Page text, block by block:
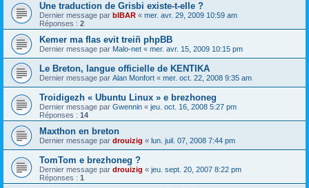
Une traduction de Grisbi existe-t-elle ?
Dernier message par bIBAR « mer. avr. 29, 2009 10:59 am
Réponses : 2
Kemer ma flas evit treiñ phpBB
Dernier message par Malo-net « mer. avr. 15, 2009 10:15 pm
Le Breton, langue officielle de KENTIKA
Dernier message par Alan Monfort « mer. oct. 22, 2008 9:35 am
Troidigezh « Ubuntu Linux » e brezhoneg
Dernier message par Gwennin « jeu. oct. 16, 2008 5:27 pm
Réponses : 14
Maxthon en breton
Dernier message par drouizig « lun. juil. 07, 2008 7:44 pm
TomTom e brezhoneg ?
Dernier message par drouizig « jeu. sept. 20, 2007 8:22 pm
Réponses : 1